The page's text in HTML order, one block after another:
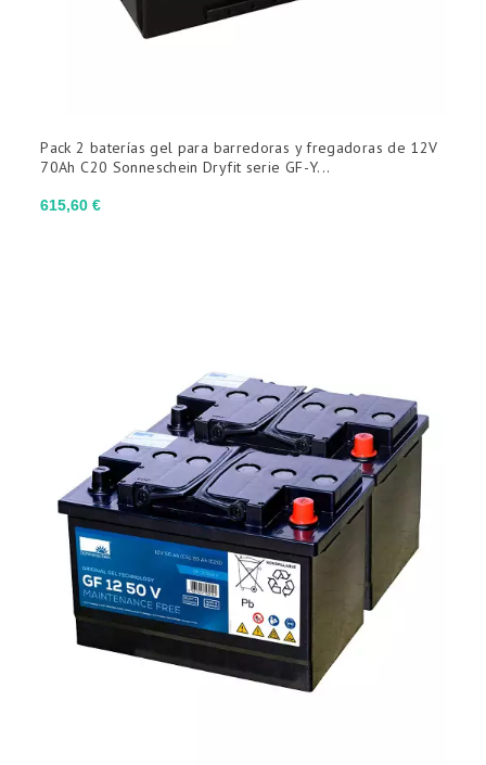
Precio
615,60 €
Pack 2 baterías gel para barredoras y fregadoras de 12V
70Ah C20 Sonneschein Dryfit serie GF-Y...